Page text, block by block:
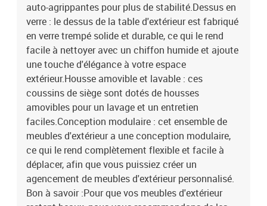
auto-agrippantes pour plus de stabilité.Dessus en
verre : le dessus de la table d'extérieur est fabriqué
en verre trempé solide et durable, ce qui le rend
facile à nettoyer avec un chiffon humide et ajoute
une touche d'élégance à votre espace
extérieur.Housse amovible et lavable : ces
coussins de siège sont dotés de housses
amovibles pour un lavage et un entretien
faciles.Conception modulaire : cet ensemble de
meubles d'extérieur a une conception modulaire,
ce qui le rend complètement flexible et facile à
déplacer, afin que vous puissiez créer un
agencement de meubles d'extérieur personnalisé.
Bon à savoir :Pour que vos meubles d'extérieur